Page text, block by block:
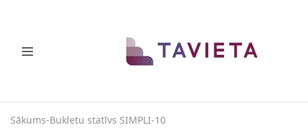
Sākums-Bukletu statīvs SIMPLI-10